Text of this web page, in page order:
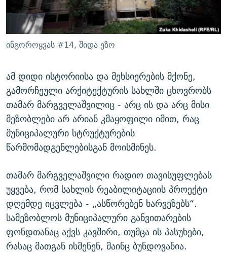
ინგოროყვას #14, შიდა ეზო
ამ დიდი ისტორიისა და მეხსიერების მქონე,
გამორჩეული არქიტექტურის სახლში ცხოვრობს
თამარ მარგველაშვილიც - არც ის და არც მისი
მეზობლები არ არიან კმაყოფილი იმით, რაც
მუნიციპალური სტრუქტურების
წარმომადგენლებისგან მოისმინეს.
თამარ მარგველაშვილი რადიო თავისუფლებას
უყვება, რომ სახლის რეაბილიტაციის პროექტი
დღემდე იცვლება - „ასწორებენ ხარვეზებს“.
სამეზობლოს მუნიციპალური განვითარების
ფონდთანაც აქვს კავშირი, თუმცა ის პასუხები,
რასაც მათგან ისმენენ, მაინც ბუნდოვანია.